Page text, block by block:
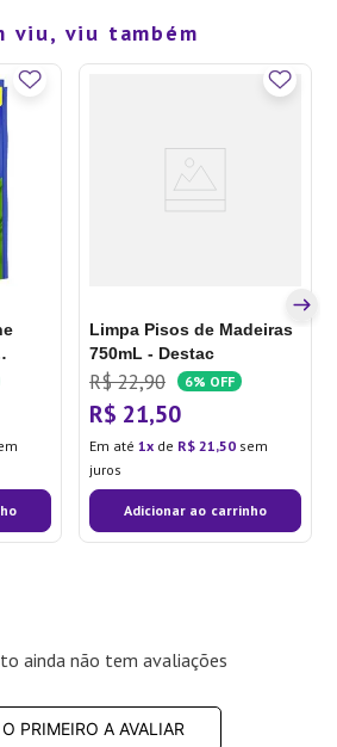
viu, viu também
Limpa Pisos de Madeiras
750mL - Destac
R$ 22,90 6% OFF
R$ 21,50
Em até 1 de R$ 21,50 sem
juros
Adicionar ao carrinho
ainda não tem avaliações
PRIMEIRO A AVALIAR